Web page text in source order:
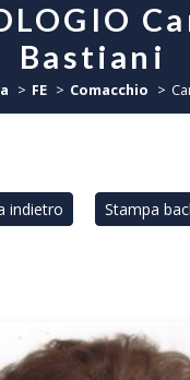
Bastiani
FE Comacchio
indietro Stampa